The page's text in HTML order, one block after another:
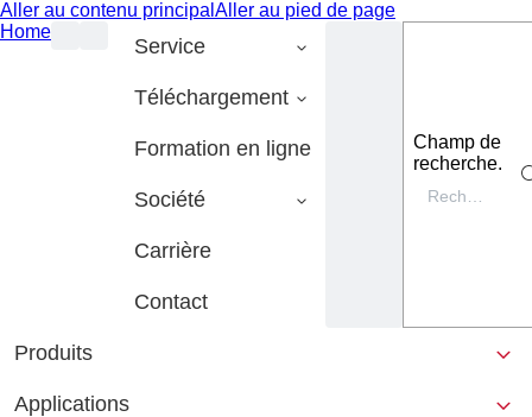
Aller au contenu principal Aller au pied de page
Home
Service
Téléchargement
Formation en ligne
Société
Carrière
Contact
Champ de
recherche.
Produits
Applications